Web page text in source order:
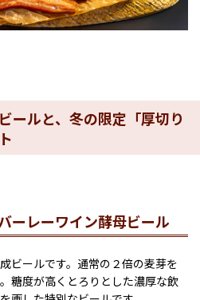
ールと、冬の限定「厚切り
ーレーワイン酵母ビール
ビールです。通常の２倍の麦芽を
糖度が高くとろりとした濃厚な飲